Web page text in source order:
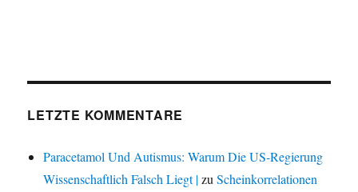
LETZTE KOMMENTARE
Paracetamol Und Autismus: Warum Die US-Regierung
Wissenschaftlich Falsch Liegt |zuScheinkorrelationen